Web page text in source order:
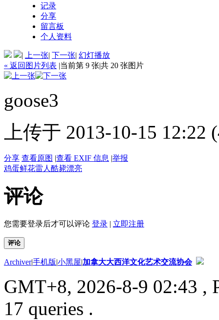
记录
分享
留言板
个人资料
| 上一张| 下一张| 幻灯播放
« 返回图片列表 |当前第 9 张|共 20 张图片
goose3
上传于 2013-10-15 12:22
分享 查看原图 |查看 EXIF 信息 |举报
鸡蛋鲜花雷人 酷毙漂亮
评论
您需要登录后才可以评论 登录 | 立即注册
评论
Archiver|手机版|小黑屋|加拿大大西洋文化艺术交流协会
GMT+8, 2026-8-9 02:43 ,
17 queries .